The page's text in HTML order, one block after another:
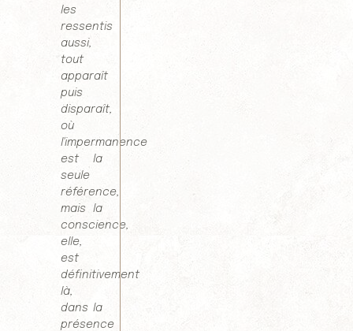
les
ressentis
aussi,
tout
apparaît
puis
disparaît,
où
l'impermanence
est la
seule
référence,
mais la
conscience,
elle,
est
définitivement
là,
dans la
présence